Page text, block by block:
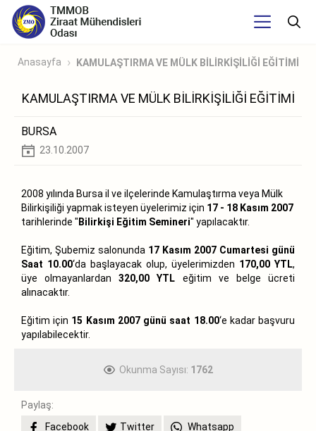
Anasayfa KAMULAŞTIRMA VE MÜLK BİLİRKİŞİLİĞİ EĞİTİMİ
KAMULAŞTIRMA VE MÜLK BİLİRKİŞİLİĞİ EĞİTİMİ
BURSA
23.10.2007
2008 yılında Bursa il ve ilçelerinde Kamulaştırma veya Mülk
Bilirkişiliği yapmak isteyen üyelerimiz için 17 - 18 Kasım 2007
tarihlerinde "Bilirkişi Eğitim Semineri" yapılacaktır.
Eğitim, Şubemiz salonunda 17 Kasım 2007 Cumartesi günü
Saat 10.00‘da başlayacak olup, üyelerimizden 170,00 YTL,
üye olmayanlardan320,00 YTL eğitim ve belge ücreti
alınacaktır.
Eğitim için 15 Kasım 2007 günü saat 18.00‘e kadar başvuru
yapılabilecektir.
Okunma Sayısı: 1762
Paylaş:
Facebook
Twitter Whatsapp